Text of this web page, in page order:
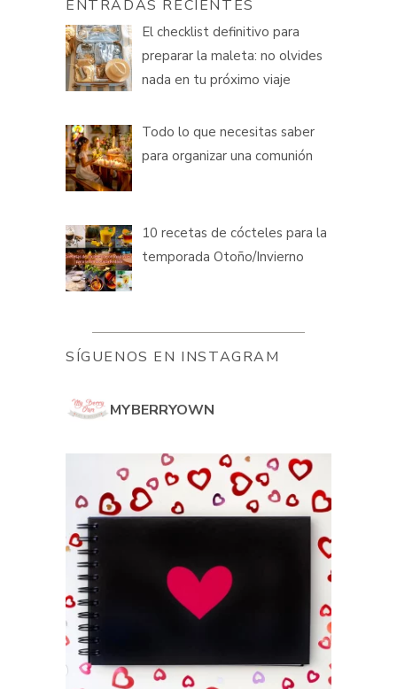
ENTRADAS RECIENTES
El checklist definitivo para
preparar la maleta: no olvides
nada en tu próximo viaje
Todo lo que necesitas saber
para organizar una comunión
10 recetas de cócteles para la
temporada Otoño/Invierno
SÍGUENOS EN INSTAGRAM
MYBERRYOWN